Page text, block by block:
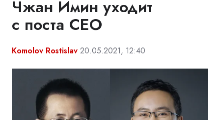
Чжан Имин уходит
с поста CEO
Komolov Rostislav 20.05.2021, 12:40